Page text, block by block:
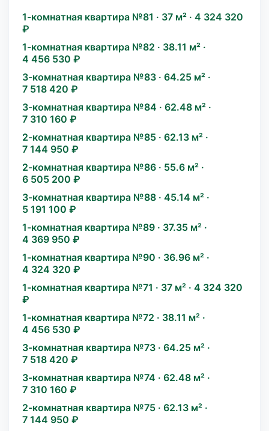
1-комнатная квартира №81 · 37 м² · 4 324 320
₽
1-комнатная квартира №82 · 38.11 м² ·
4 456 530 ₽
3-комнатная квартира №83 · 64.25 м² ·
7 518 420 ₽
3-комнатная квартира №84 · 62.48 м² ·
7 310 160 ₽
2-комнатная квартира №85 · 62.13 м² ·
7 144 950 ₽
2-комнатная квартира №86 · 55.6 м² ·
6 505 200 ₽
3-комнатная квартира №88 · 45.14 м² ·
5 191 100 ₽
1-комнатная квартира №89 · 37.35 м² ·
4 369 950 ₽
1-комнатная квартира №90 · 36.96 м² ·
4 324 320 ₽
1-комнатная квартира №71 · 37 м² · 4 324 320
₽
1-комнатная квартира №72 · 38.11 м² ·
4 456 530 ₽
3-комнатная квартира №73 · 64.25 м² ·
7 518 420 ₽
3-комнатная квартира №74 · 62.48 м² ·
7 310 160 ₽
2-комнатная квартира №75 · 62.13 м² ·
7 144 950 ₽